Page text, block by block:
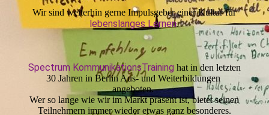
Wir sind weiterhin gerne Impulsgeber einer Kultur für
lebens­lan­ges Lernen.
Spectrum KommunikationsTraining hat in den letzten
30 Jahren in Berlin Aus- und Weiter­bildun­gen
angeboten.
Wer so lange wie wir im Markt präsent ist, bietet seinen
Teil­nehmern immer wieder etwas ganz besonderes.